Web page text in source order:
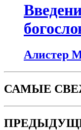
Алистер
САМЫЕ